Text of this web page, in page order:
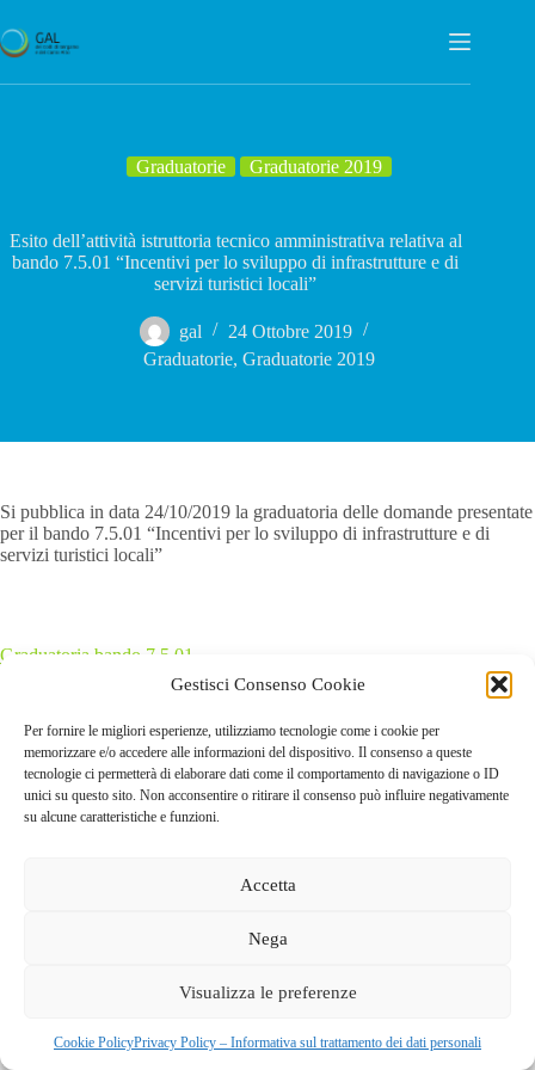
Gestisci Consenso Cookie
Per fornire le migliori esperienze, utilizziamo tecnologie come i cookie per
memorizzare e/o accedere alle informazioni del dispositivo. Il consenso a queste
tecnologie ci permetterà di elaborare dati come il comportamento di navigazione o ID
unici su questo sito. Non acconsentire o ritirare il consenso può influire negativamente
su alcune caratteristiche e funzioni.
Accetta
Nega
Visualizza le preferenze
Cookie PolicyPrivacy Policy – Informativa sul trattamento dei dati personali
al
contenuto
Graduatorie Graduatorie 2019
Esito dell’attività istruttoria tecnico amministrativa relativa al
bando 7.5.01 “Incentivi per lo sviluppo di infrastrutture e di
servizi turistici locali”
gal
24 Ottobre 2019
Graduatorie,Graduatorie 2019
Si pubblica in data 24/10/2019 la graduatoria delle domande presentate
per il bando 7.5.01 “Incentivi per lo sviluppo di infrastrutture e di
servizi turistici locali”
Graduatoria bando 7.5.01
Via Valmarina, 25 – 24123Bergamo| C.F. 04240740169 –
Copyright © 2026 - Tema WordPress sviluppato daCreative
Themes